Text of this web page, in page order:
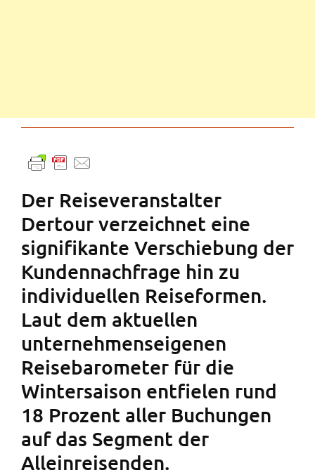
Der Reiseveranstalter
Dertour verzeichnet eine
signifikante Verschiebung der
Kundennachfrage hin zu
individuellen Reiseformen.
Laut dem aktuellen
unternehmenseigenen
Reisebarometer für die
Wintersaison entfielen rund
18 Prozent aller Buchungen
auf das Segment der
Alleinreisenden.